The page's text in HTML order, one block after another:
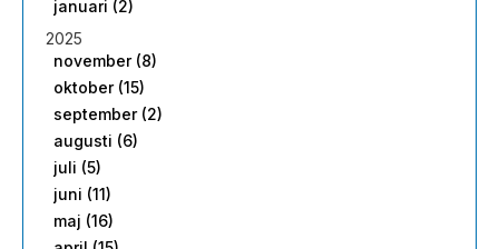
januari (2)
2025
november (8)
oktober (15)
september (2)
augusti (6)
juli (5)
juni (11)
maj (16)